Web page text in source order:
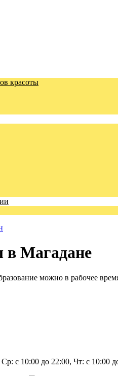
красоты
в Магадане
можно в рабочее
с 10:00 до 22:00, Чт: с 10:00